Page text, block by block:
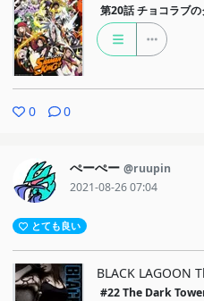
第20話 チョコラブ
0 0
ぺーぺー @ruupin
2021-08-26 07:04
とても良い
BLACK LAGOON
#22 The Dark